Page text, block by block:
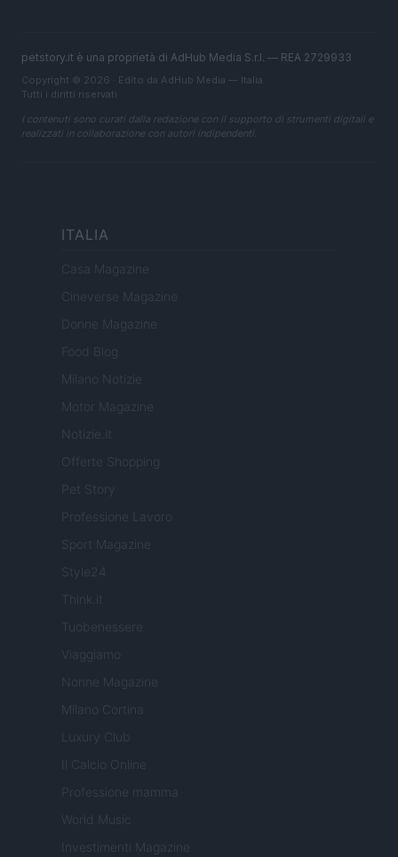
petstory.it è una proprietà di AdHub Media S.r.l. — REA 2729933
Copyright © 2026 · Edito da AdHub Media — Italia
Tutti i diritti riservati
I contenuti sono curati dalla redazione con il supporto di strumenti digitali e
realizzati in collaborazione con autori indipendenti.
ITALIA
Casa Magazine
Cineverse Magazine
Donne Magazine
Food Blog
Milano Notizie
Motor Magazine
Notizie.it
Offerte Shopping
Pet Story
Professione Lavoro
Sport Magazine
Style24
Think.it
Tuobenessere
Viaggiamo
Nonne Magazine
Milano Cortina
Luxury Club
Il Calcio Online
Professione mamma
World Music
Investimenti Magazine